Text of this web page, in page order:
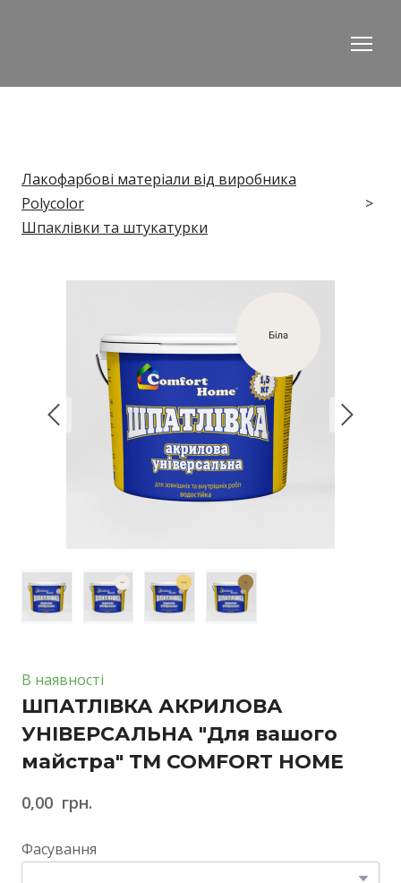
Лакофарбові матеріали від виробника
Polycolor
Шпаклівки та штукатурки
В наявності
ШПАТЛІВКА АКРИЛОВА
УНІВЕРСАЛЬНА "Для вашого
майстра" ТМ COMFORT HOME
0,00  грн.
Фасування